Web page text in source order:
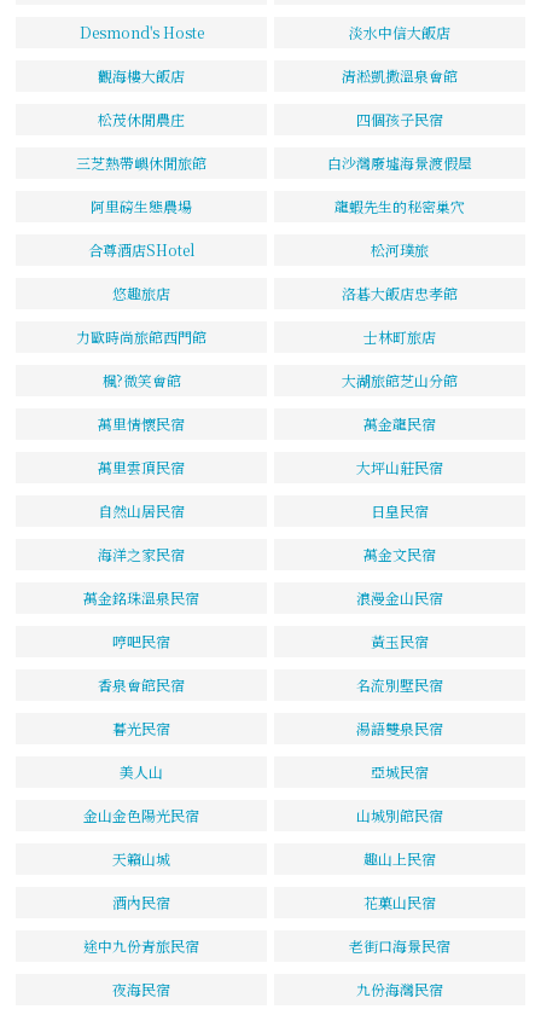
Desmond's Hoste 淡水中信大飯店
觀海樓大飯店 清淞凱撒溫泉會館
松茂休閒農庄 四個孩子民宿
三芝熱帶嶼休閒旅館 白沙灣廢墟海景渡假屋
阿里磅生態農場 龍蝦先生的秘密巢穴
合尊酒店SHotel 松河璞旅
悠趣旅店 洛碁大飯店忠孝館
力歐時尚旅館西門館 士林町旅店
楓?微笑會館 大湖旅館芝山分館
萬里情懷民宿 萬金龍民宿
萬里雲頂民宿 大坪山莊民宿
自然山居民宿 日皇民宿
海洋之家民宿 萬金文民宿
萬金銘珠溫泉民宿 浪漫金山民宿
哼吧民宿 黃玉民宿
香泉會館民宿 名流別墅民宿
暮光民宿 湯語雙泉民宿
美人山 亞城民宿
金山金色陽光民宿 山城別館民宿
天籟山城 趣山上民宿
酒內民宿 花菓山民宿
途中九份青旅民宿 老街口海景民宿
夜海民宿 九份海灣民宿